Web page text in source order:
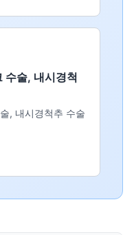
수술, 내시경척
, 내시경척추 수술